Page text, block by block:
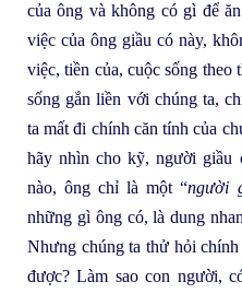
của ông và không có gì để
việc của ông giầu có này,
việc, tiền của, cuộc sống theo
sống gắn liền với chúng ta,
ta mất đi chính căn tính của
hãy nhìn cho kỹ, người giầu
nào, ông chỉ là một “người
những gì ông có, là dung
Nhưng chúng ta thử hỏi
được? Làm sao con người,